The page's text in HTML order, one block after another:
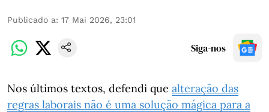
Publicado a: 17 Mai 2026, 23:01
Siga-nos
Nos últimos textos, defendi que alteração das
regras laborais não é uma solução mágica para a